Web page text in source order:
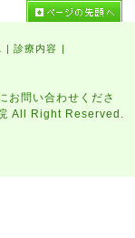
診療内容
お問い合わせくださ
All Right Reserved.